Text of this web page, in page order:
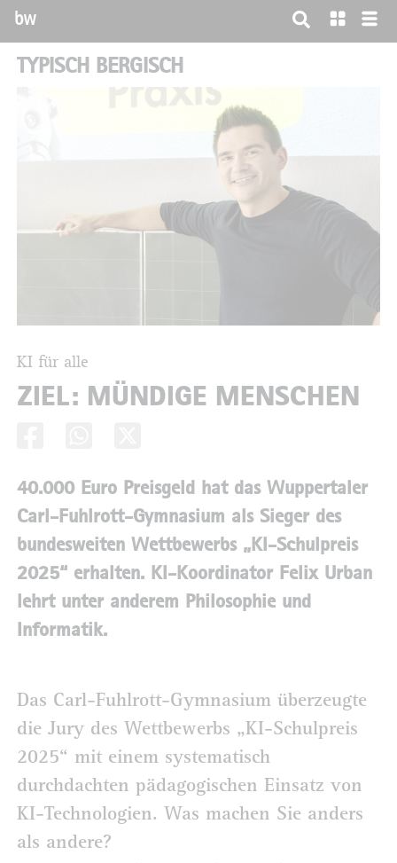
bw
TYPISCH BERGISCH
KI für alle
ZIEL: MÜNDIGE MENSCHEN
40.000 Euro Preisgeld hat das Wuppertaler
Carl-Fuhlrott-Gymnasium als Sieger des
bundesweiten Wettbewerbs „KI-Schulpreis
2025“ erhalten. KI-Koordinator Felix Urban
lehrt unter anderem Philosophie und
Informatik.
Das Carl-Fuhlrott-Gymnasium überzeugte
die Jury des Wettbewerbs „KI-Schulpreis
2025“ mit einem systematisch
durchdachten pädagogischen Einsatz von
KI-Technologien. Was machen Sie anders
als andere?